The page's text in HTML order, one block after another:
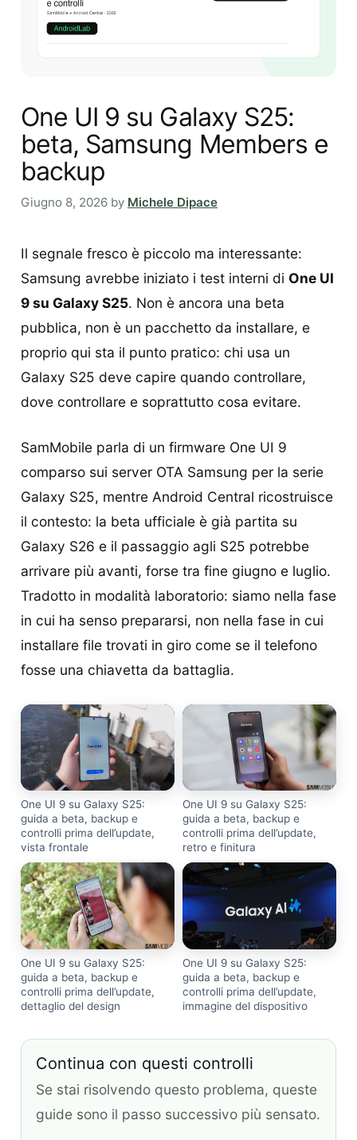
One UI 9 su Galaxy S25:
beta, Samsung Members e
backup
Giugno 8, 2026 by Michele Dipace
Il segnale fresco è piccolo ma interessante:
Samsung avrebbe iniziato i test interni di One UI
9 su Galaxy S25. Non è ancora una beta
pubblica, non è un pacchetto da installare, e
proprio qui sta il punto pratico: chi usa un
Galaxy S25 deve capire quando controllare,
dove controllare e soprattutto cosa evitare.
SamMobile parla di un firmware One UI 9
comparso sui server OTA Samsung per la serie
Galaxy S25, mentre Android Central ricostruisce
il contesto: la beta ufficiale è già partita su
Galaxy S26 e il passaggio agli S25 potrebbe
arrivare più avanti, forse tra fine giugno e luglio.
Tradotto in modalità laboratorio: siamo nella fase
in cui ha senso prepararsi, non nella fase in cui
installare file trovati in giro come se il telefono
fosse una chiavetta da battaglia.
One UI 9 su Galaxy S25:
guida a beta, backup e
controlli prima dell’update,
vista frontale
One UI 9 su Galaxy S25:
guida a beta, backup e
controlli prima dell’update,
retro e finitura
One UI 9 su Galaxy S25:
guida a beta, backup e
controlli prima dell’update,
dettaglio del design
One UI 9 su Galaxy S25:
guida a beta, backup e
controlli prima dell’update,
immagine del dispositivo
Continua con questi controlli
Se stai risolvendo questo problema, queste
guide sono il passo successivo più sensato.